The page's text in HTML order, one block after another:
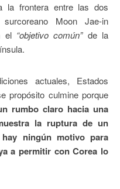
la frontera entre las dos
Moon Jae-in
el “objetivo común”de la
actuales, Estados
propósito culmine porque
rumbo claro hacia una
la ruptura de un
ningún motivo para
a permitir con Corea lo